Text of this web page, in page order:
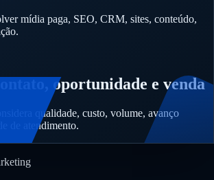
mídia paga, SEO, CRM, sites, conteúdo,
oportunidade e venda
qualidade, custo, volume, avanço
de atendimento.